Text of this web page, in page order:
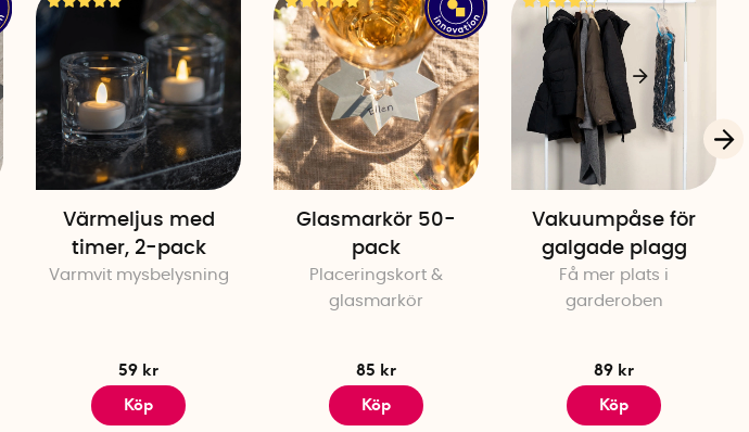
Värmeljus med
timer, 2-pack
Varmvit mysbelysning
59 kr
Köp
Glasmarkör 50-
pack
Placeringskort &
glasmarkör
85 kr
Köp
Vakuumpåse för
galgade plagg
Få mer plats i
garderoben
89 kr
Köp